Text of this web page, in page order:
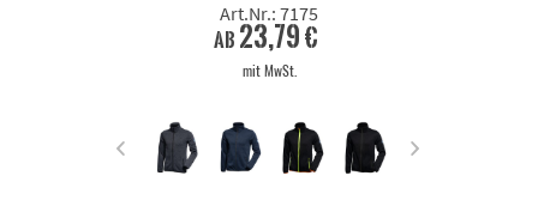
Art.Nr.: 7175
ab 23,79 €
mit MwSt.